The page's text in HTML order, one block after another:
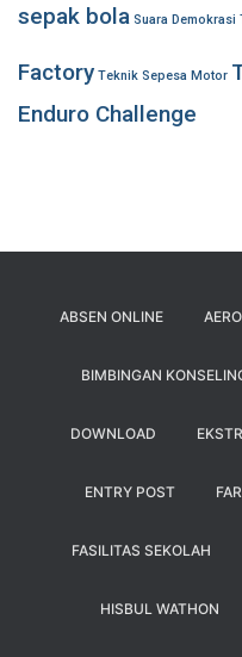
sepak bola Suara Demokrasi
Factory Teknik Sepesa Motor
Enduro Challenge
ABSEN ONLINE
BIMBINGAN
DOWNLOAD
ENTRY POST
FASILITAS SEKOLAH
HISBUL WATHON